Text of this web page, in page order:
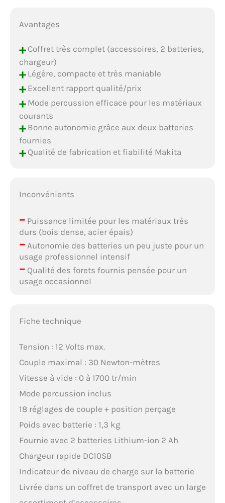
Avantages
+Coffret très complet (accessoires, 2 batteries,
chargeur)
+Légère, compacte et très maniable
+Excellent rapport qualité/prix
+Mode percussion efficace pour les matériaux
courants
+Bonne autonomie grâce aux deux batteries
fournies
+Qualité de fabrication et fiabilité Makita
Inconvénients
–Puissance limitée pour les matériaux très
durs (bois dense, acier épais)
–Autonomie des batteries un peu juste pour un
usage professionnel intensif
–Qualité des forets fournis pensée pour un
usage occasionnel
Fiche technique
Tension : 12 Volts max.
Couple maximal : 30 Newton-mètres
Vitesse à vide : 0 à 1700 tr/min
Mode percussion inclus
18 réglages de couple + position perçage
Poids avec batterie : 1,3 kg
Fournie avec 2 batteries Lithium-ion 2 Ah
Chargeur rapide DC10SB
Indicateur de niveau de charge sur la batterie
Livrée dans un coffret de transport avec un large